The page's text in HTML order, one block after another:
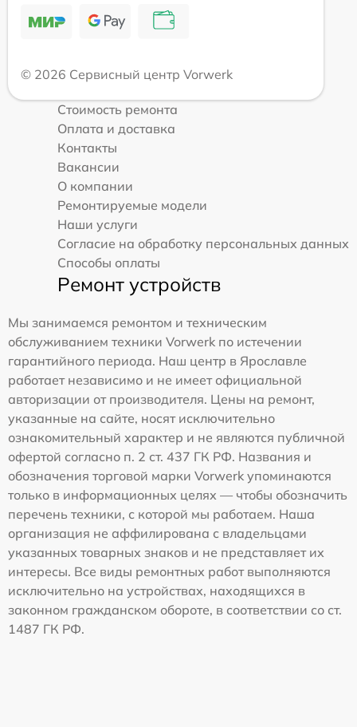
© 2026 Сервисный центр Vorwerk
Стоимость ремонта
Оплата и доставка
Контакты
Вакансии
О компании
Ремонтируемые модели
Наши услуги
Согласие на обработку персональных данных
Способы оплаты
Ремонт устройств
Мы занимаемся ремонтом и техническим
обслуживанием техники Vorwerk по истечении
гарантийного периода. Наш центр в Ярославле
работает независимо и не имеет официальной
авторизации от производителя. Цены на ремонт,
указанные на сайте, носят исключительно
ознакомительный характер и не являются публичной
офертой согласно п. 2 ст. 437 ГК РФ. Названия и
обозначения торговой марки Vorwerk упоминаются
только в информационных целях — чтобы обозначить
перечень техники, с которой мы работаем. Наша
организация не аффилирована с владельцами
указанных товарных знаков и не представляет их
интересы. Все виды ремонтных работ выполняются
исключительно на устройствах, находящихся в
законном гражданском обороте, в соответствии со ст.
1487 ГК РФ.